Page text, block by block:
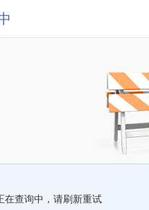
在查询中，请刷新重试